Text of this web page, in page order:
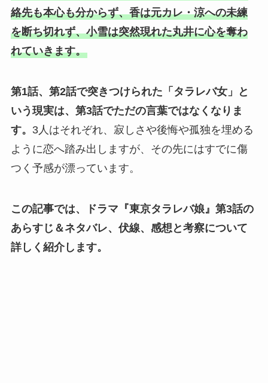
絡先も本心も分からず、香は元カレ・涼への未練
を断ち切れず、小雪は突然現れた丸井に心を奪わ
れていきます。
第1話、第2話で突きつけられた「タラレバ女」と
いう現実は、第3話でただの言葉ではなくなりま
す。 3人はそれぞれ、寂しさや後悔や孤独を埋める
ように恋へ踏み出しますが、その先にはすでに傷
つく予感が漂っています。
この記事では、ドラマ『東京タラレバ娘』第3話の
あらすじ＆ネタバレ、伏線、感想と考察について
詳しく紹介します。